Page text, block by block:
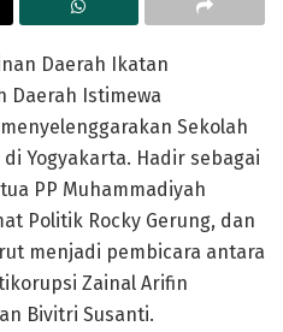
Daerah Ikatan
Daerah Istimewa
Sekolah
di Yogyakarta. Hadir sebagai
PP Muhammadiyah
Politik Rocky Gerung, dan
menjadi pembicara antara
Zainal Arifin
Bivitri Susanti.